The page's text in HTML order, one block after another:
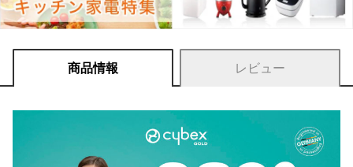
商品情報 レビュー